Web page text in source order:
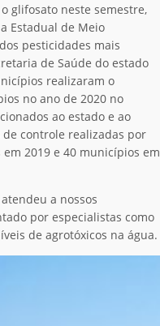
glifosato neste semestre,
Estadual de Meio
pesticidades mais
de Saúde do estado
realizaram o
no ano de 2020 no
ao estado e ao
de controle realizadas por
2019 e 40 municípios em
a nossos
por especialistas como
de agrotóxicos na água.